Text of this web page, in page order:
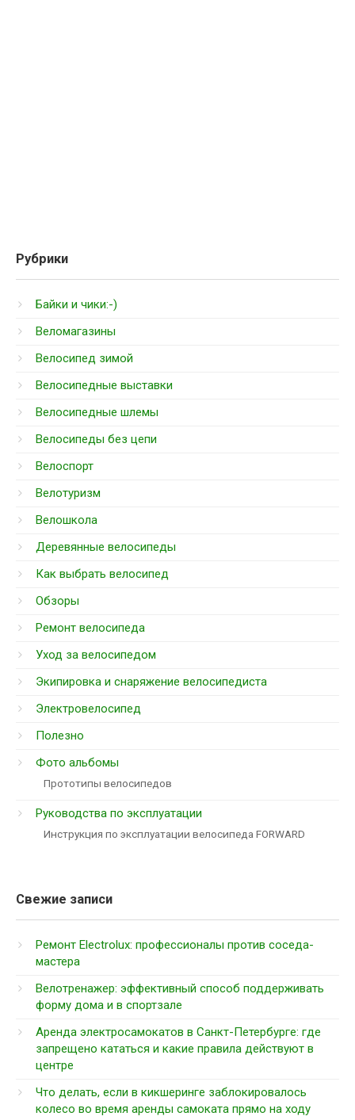
Рубрики
Байки и чики:-)
Веломагазины
Велосипед зимой
Велосипедные выставки
Велосипедные шлемы
Велосипеды без цепи
Велоспорт
Велотуризм
Велошкола
Деревянные велосипеды
Как выбрать велосипед
Обзоры
Ремонт велосипеда
Уход за велосипедом
Экипировка и снаряжение велосипедиста
Электровелосипед
Полезно
Фото альбомы
Прототипы велосипедов
Руководства по эксплуатации
Инструкция по эксплуатации велосипеда FORWARD
Свежие записи
Ремонт Electrolux: профессионалы против соседа-
мастера
Велотренажер: эффективный способ поддерживать
форму дома и в спортзале
Аренда электросамокатов в Санкт-Петербурге: где
запрещено кататься и какие правила действуют в
центре
Что делать, если в кикшеринге заблокировалось
колесо во время аренды самоката прямо на ходу